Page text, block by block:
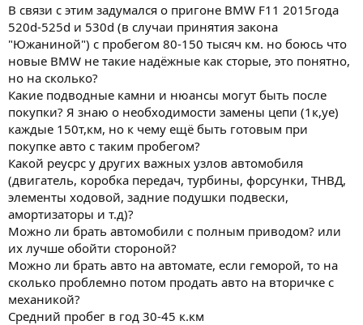
В связи с этим задумался о пригоне BMW F11 2015года
520d-525d и 530d (в случаи принятия закона
"Южаниной") с пробегом 80-150 тысяч км. но боюсь что
новые BMW не такие надёжные как сторые, это понятно,
но на сколько?
Какие подводные камни и нюансы могут быть после
покупки? Я знаю о необходимости замены цепи (1к,уе)
каждые 150т,км, но к чему ещё быть готовым при
покупке авто с таким пробегом?
Какой реусрс у других важных узлов автомобиля
(двигатель, коробка передач, турбины, форсунки, ТНВД,
элементы ходовой, задние подушки подвески,
амортизаторы и т.д)?
Можно ли брать автомобили с полным приводом? или
их лучше обойти стороной?
Можно ли брать авто на автомате, если геморой, то на
сколько проблемно потом продать авто на вторичке с
механикой?
Средний пробег в год 30-45 к.км